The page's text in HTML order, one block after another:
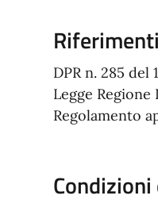
DPR n. 285
Legge
Regolamento